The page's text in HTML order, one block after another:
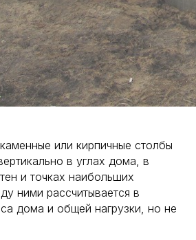
или кирпичные столбы
в углах дома, в
и точках наибольших
ними рассчитывается в
дома и общей нагрузки, но не
МЕНЮ